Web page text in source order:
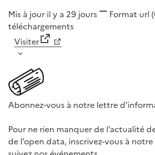
Mis à jour il y a 29 jours Format url
téléchargements
Visiter
Abonnez-vous à notre lettre
Pour ne rien manquer de l’actualité
de l’open data, inscrivez-vous à